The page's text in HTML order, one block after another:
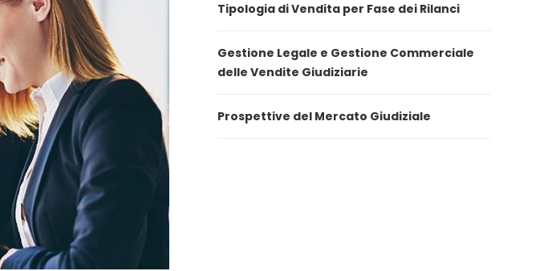
Tipologia di Vendita per Fase dei Rilanci
Gestione Legale e Gestione Commerciale
delle Vendite Giudiziarie
Prospettive del Mercato Giudiziale